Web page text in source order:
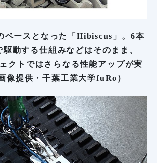
ースとなった「Hibiscus」。6本
動する仕組みなどはそのまま、
クトではさらなる性能アップが実
像提供・千葉工業大学fuRo）